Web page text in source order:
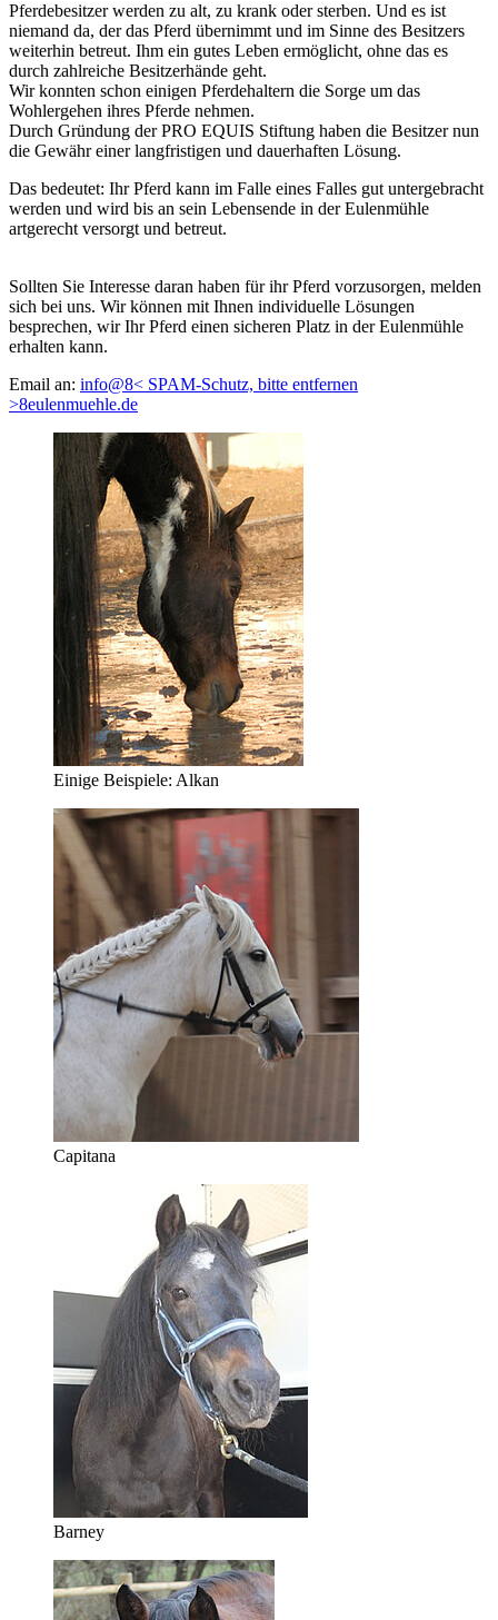
Pferdebesitzer werden zu alt, zu krank oder sterben. Und es ist
niemand da, der das Pferd übernimmt und im Sinne des Besitzers
weiterhin betreut. Ihm ein gutes Leben ermöglicht, ohne das es
durch zahlreiche Besitzerhände geht.
Wir konnten schon einigen Pferdehaltern die Sorge um das
Wohlergehen ihres Pferde nehmen.
Durch Gründung der PRO EQUIS Stiftung haben die Besitzer nun
die Gewähr einer langfristigen und dauerhaften Lösung.
Das bedeutet: Ihr Pferd kann im Falle eines Falles gut untergebracht
werden und wird bis an sein Lebensende in der Eulenmühle
artgerecht versorgt und betreut.
Sollten Sie Interesse daran haben für ihr Pferd vorzusorgen, melden
sich bei uns. Wir können mit Ihnen individuelle Lösungen
besprechen, wir Ihr Pferd einen sicheren Platz in der Eulenmühle
erhalten kann.
Email an: info@8< SPAM-Schutz, bitte entfernen
>8eulenmuehle.de
Einige Beispiele: Alkan
Capitana
Barney